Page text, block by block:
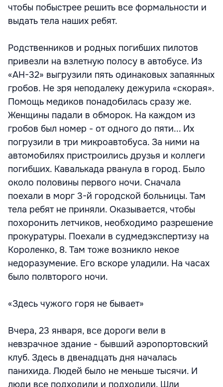
чтобы побыстрее решить все формальности и
выдать тела наших ребят.
Родственников и родных погибших пилотов
привезли на взлетную полосу в автобусе. Из
«АН-32» выгрузили пять одинаковых запаянных
гробов. Не зря неподалеку дежурила «скорая».
Помощь медиков понадобилась сразу же.
Женщины падали в обморок. На каждом из
гробов был номер - от одного до пяти... Их
погрузили в три микроавтобуса. За ними на
автомобилях пристроились друзья и коллеги
погибших. Кавалькада рванула в город. Было
около половины первого ночи. Сначала
поехали в морг 3-й городской больницы. Там
тела ребят не приняли. Оказывается, чтобы
похоронить летчиков, необходимо разрешение
прокуратуры. Поехали в судмедэкспертизу на
Короленко, 8. Там тоже возникло некое
недоразумение. Его вскоре уладили. На часах
было полвторого ночи.
«Здесь чужого горя не бывает»
Вчера, 23 января, все дороги вели в
невзрачное здание - бывший аэропортовский
клуб. Здесь в двенадцать дня началась
панихида. Людей было не меньше тысячи. И
люди все подходили и подходили. Шли